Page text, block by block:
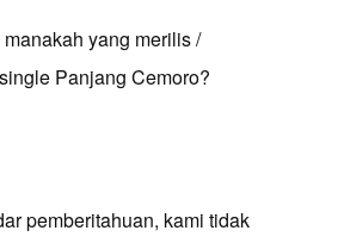
yang merilis /
Panjang Cemoro?
pemberitahuan, kami tidak